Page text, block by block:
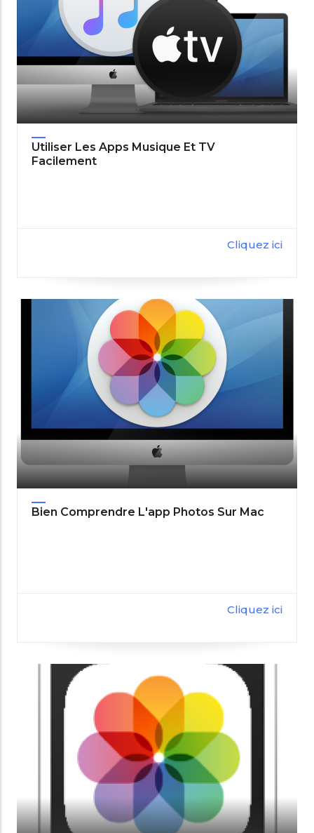
Utiliser Les Apps Musique Et TV
Facilement
Cliquez ici
Bien Comprendre L'app Photos Sur Mac
Cliquez ici